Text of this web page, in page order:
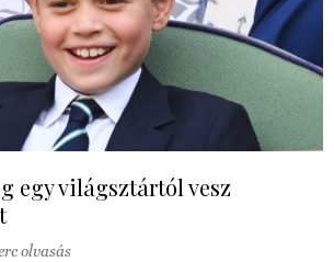
egy világsztártól vesz
olvasás